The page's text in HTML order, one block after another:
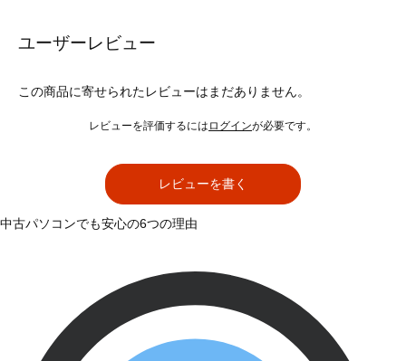
ユーザーレビュー
この商品に寄せられたレビューはまだありません。
レビューを評価するには ログインが必要です。
レビューを書く
中古パソコンでも安心の6つの理由